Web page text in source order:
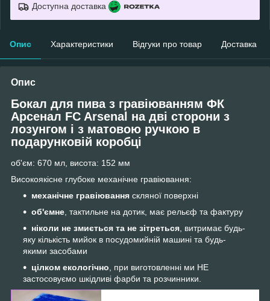
Доступна доставка
Опис Характеристики Відгуки про товар Доставка
Опис
Бокал для пива з гравіюванням ФК
Арсенал FC Arsenal на дві сторони з
лозунгом і з матовою ручкою в
подарунковій коробці
об'єм: 670 мл, висота: 152 мм
Високоякісне глубоке механічне гравіювання:
механічне гравіювання скляної поверхні
об'ємне, тактильне на дотик, має рельєф та фактуру
ніколи не змиється та не зітреться, витримає будь-
яку кількість мийок в посудомийній машині та будь-
якими засобами
цілком екологічно, при виготовленні ми НЕ
застосовуємо шкідливі фарби та розчинники.